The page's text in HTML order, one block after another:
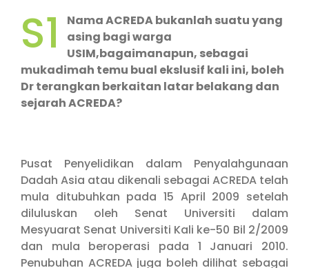
S1
Nama ACREDA bukanlah suatu yang
asing bagi warga
USIM,bagaimanapun, sebagai
mukadimah temu bual ekslusif kali ini, boleh
Dr terangkan berkaitan latar belakang dan
sejarah ACREDA?
Pusat Penyelidikan dalam Penyalahgunaan
Dadah Asia atau dikenali sebagai ACREDA telah
mula ditubuhkan pada 15 April 2009 setelah
diluluskan oleh Senat Universiti dalam
Mesyuarat Senat Universiti Kali ke-50 Bil 2/2009
dan mula beroperasi pada 1 Januari 2010.
Penubuhan ACREDA juga boleh dilihat sebagai